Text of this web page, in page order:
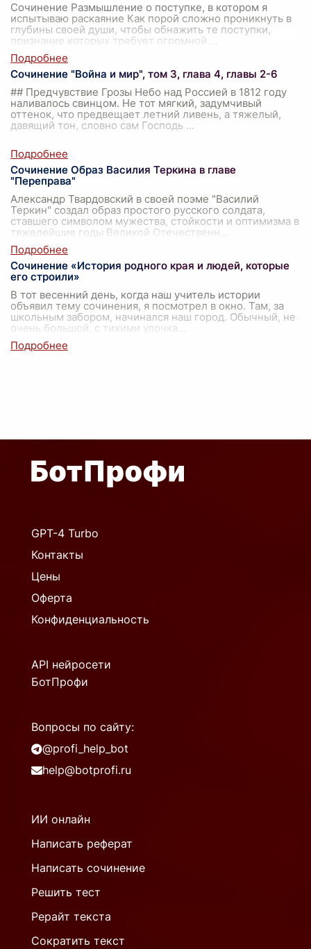
Сочинение Размышление о поступке, в котором я
испытываю раскаяние Как порой сложно проникнуть в
глубины своей души, чтобы обнажить те поступки,
признание которых требует огромной
Сочинение "Война и мир", том 3, глава 4, главы 2-6
## Предчувствие Грозы Небо над Россией в 1812 году
наливалось свинцом. Не тот мягкий, задумчивый
оттенок, что предвещает летний ливень, а тяжелый,
давящий тон, словно сам Господь ...
Сочинение Образ Василия Теркина в главе
"Переправа"
Александр Твардовский в своей поэме "Василий
Теркин" создал образ простого русского солдата,
ставшего символом мужества, стойкости и оптимизма в
тяжелейшие годы Великой Отечественн
Сочинение «История родного края и людей, которые
его строили»
В тот весенний день, когда наш учитель истории
объявил тему сочинения, я посмотрел в окно. Там, за
школьным забором, начинался наш город. Обычный, не
очень большой, с тихими улочка
GPT-4 Turbo
Контакты
Цены
Оферта
Конфиденциальность
API нейросети
БотПрофи
Вопросы по сайту:
@profi_help_bot
help@botprofi.ru
ИИ онлайн
Написать реферат
Написать сочинение
Решить тест
Рерайт текста
Сократить текст